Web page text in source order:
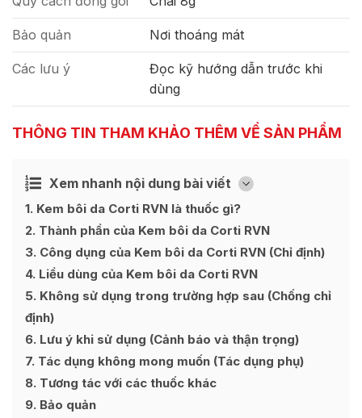
Bảo quản Nơi thoáng mát
Các lưu ý
Đọc kỹ hướng dẫn trước khi
dùng
THÔNG TIN THAM KHẢO THÊM VỀ SẢN PHẨM
Xem nhanh nội dung bài viết [
Ẩn
1 Kem bôi da Corti RVN là thuốc gì?
2 Thành phần của Kem bôi da Corti RVN
3 Công dụng của Kem bôi da Corti RVN (Chỉ định)
4 Liều dùng của Kem bôi da Corti RVN
5 Không sử dụng trong trường hợp sau (Chống chỉ
định)
6 Lưu ý khi sử dụng (Cảnh báo và thận trọng)
7 Tác dụng không mong muốn (Tác dụng phụ)
8 Tương tác với các thuốc khác
9 Bảo quản